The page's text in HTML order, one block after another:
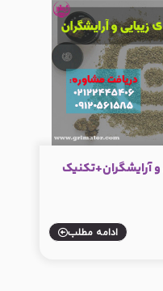
آرایشگران+تکنیک
ادامه مطلب